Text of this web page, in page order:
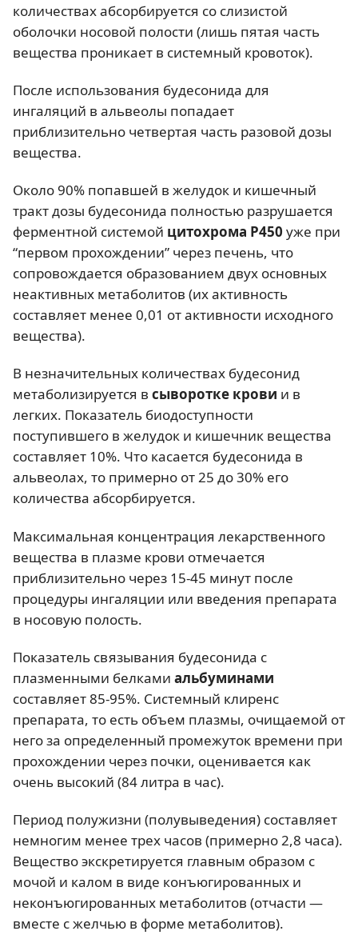
количествах абсорбируется со слизистой
оболочки носовой полости (лишь пятая часть
вещества проникает в системный кровоток).
После использования будесонида для
ингаляций в альвеолы попадает
приблизительно четвертая часть разовой дозы
вещества.
Около 90% попавшей в желудок и кишечный
тракт дозы будесонида полностью разрушается
ферментной системой цитохрома Р450 уже при
“первом прохождении” через печень, что
сопровождается образованием двух основных
неактивных метаболитов (их активность
составляет менее 0,01 от активности исходного
вещества).
В незначительных количествах будесонид
метаболизируется в сыворотке крови и в
легких. Показатель биодоступности
поступившего в желудок и кишечник вещества
составляет 10%. Что касается будесонида в
альвеолах, то примерно от 25 до 30% его
количества абсорбируется.
Максимальная концентрация лекарственного
вещества в плазме крови отмечается
приблизительно через 15-45 минут после
процедуры ингаляции или введения препарата
в носовую полость.
Показатель связывания будесонида с
плазменными белками альбуминами
составляет 85-95%. Системный клиренс
препарата, то есть объем плазмы, очищаемой от
него за определенный промежуток времени при
прохождении через почки, оценивается как
очень высокий (84 литра в час).
Период полужизни (полувыведения) составляет
немногим менее трех часов (примерно 2,8 часа).
Вещество экскретируется главным образом с
мочой и калом в виде конъюгированных и
неконъюгированных метаболитов (отчасти —
вместе с желчью в форме метаболитов).